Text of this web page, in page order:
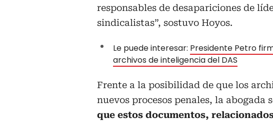
responsables de desapariciones de
sindicalistas”, sostuvo Hoyos.
Le puede interesar: Presidente Petro
archivos de inteligencia del DAS
Frente a la posibilidad de que los
nuevos procesos penales, la abogada
que estos documentos,